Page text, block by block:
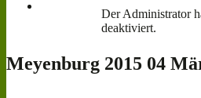
Der Administrator
deaktiviert.
Meyenburg 2015 04